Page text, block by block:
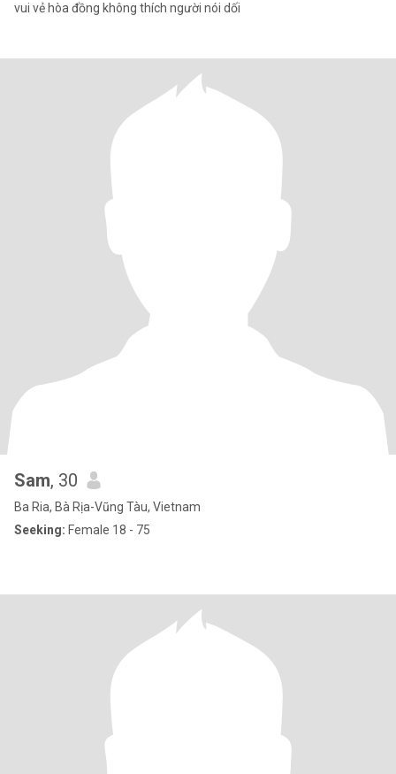
vui vẻ hòa đồng không thích người nói dối
Sam, 30
Ba Ria, Bà Rịa-Vũng Tàu, Vietnam
Seeking: Female 18 - 75